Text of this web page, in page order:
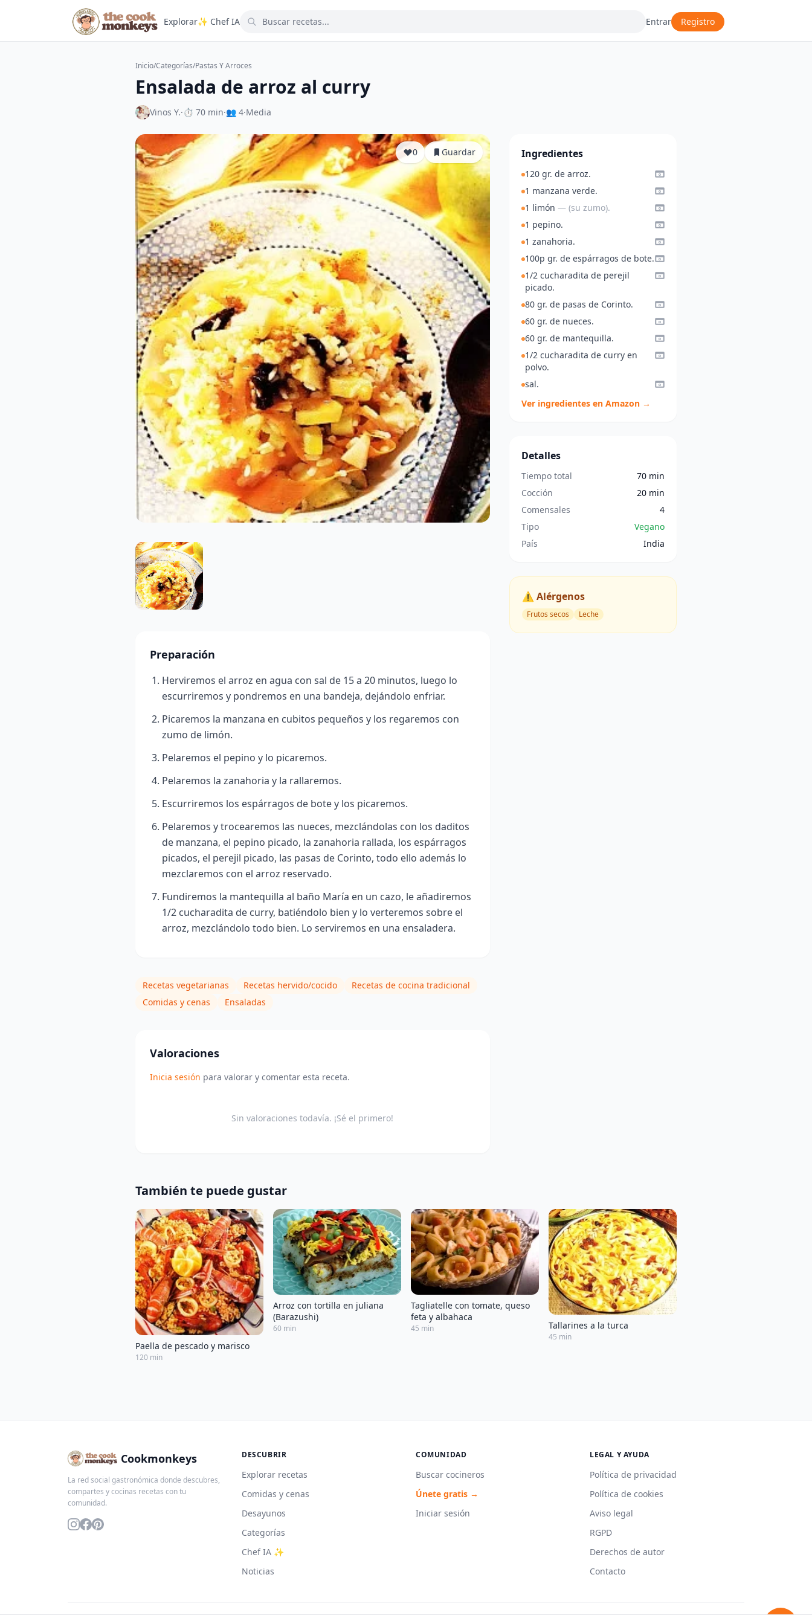
Explorar✨ Chef IA Entrar Registro
Inicio/Categorías/Pastas Y Arroces
Ensalada de arroz al curry
Vinos Y.·⏱ 70 min·👥 4·Media
0 Guardar
Preparación
Herviremos el arroz en agua con sal de 15 a 20 minutos, luego lo
escurriremos y pondremos en una bandeja, dejándolo enfriar.
Picaremos la manzana en cubitos pequeños y los regaremos con
zumo de limón.
Pelaremos el pepino y lo picaremos.
Pelaremos la zanahoria y la rallaremos.
Escurriremos los espárragos de bote y los picaremos.
Pelaremos y trocearemos las nueces, mezclándolas con los daditos
de manzana, el pepino picado, la zanahoria rallada, los espárragos
picados, el perejil picado, las pasas de Corinto, todo ello además lo
mezclaremos con el arroz reservado.
Fundiremos la mantequilla al baño María en un cazo, le añadiremos
1/2 cucharadita de curry, batiéndolo bien y lo verteremos sobre el
arroz, mezclándolo todo bien. Lo serviremos en una ensaladera.
Recetas vegetarianas Recetas hervido/cocido
Recetas de cocina tradicional
Comidas y cenas
Ensaladas
Valoraciones
Inicia sesión para valorar y comentar esta receta.
Sin valoraciones todavía. ¡Sé el primero!
Ingredientes
120 gr. de arroz.
1 manzana verde.
1 limón — (su zumo).
1 pepino.
1 zanahoria.
100p gr. de espárragos de bote.
1/2 cucharadita de perejil
picado.
80 gr. de pasas de Corinto.
60 gr. de nueces.
60 gr. de mantequilla.
1/2 cucharadita de curry en
polvo.
sal.
Ver ingredientes en Amazon →
Detalles
Tiempo total
70 min
Cocción
20 min
Comensales
4
Tipo
Vegano
País
India
⚠️ Alérgenos
Frutos secos Leche
También te puede gustar
Paella de pescado y marisco
120 min
Arroz con tortilla en juliana
(Barazushi)
60 min
Tagliatelle con tomate, queso
feta y albahaca
45 min Tallarines a la turca
45 min
Cookmonkeys
La red social gastronómica donde descubres,
compartes y cocinas recetas con tu
comunidad.
DESCUBRIR
Explorar recetas
Comidas y cenas
Desayunos
Categorías
Chef IA ✨
Noticias
COMUNIDAD
Buscar cocineros
Únete gratis →
Iniciar sesión
LEGAL Y AYUDA
Política de privacidad
Política de cookies
Aviso legal
RGPD
Derechos de autor
Contacto